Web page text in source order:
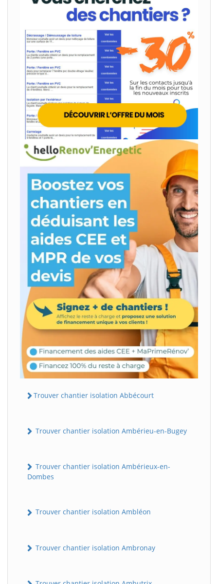
Trouver chantier isolation Abbécourt
Trouver chantier isolation Ambérieu-en-Bugey
Trouver chantier isolation Ambérieux-en-
Dombes
Trouver chantier isolation Ambléon
Trouver chantier isolation Ambronay